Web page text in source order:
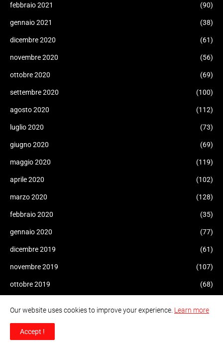
febbraio 2021 (90)
gennaio 2021 (38)
dicembre 2020 (61)
novembre 2020 (56)
ottobre 2020 (69)
settembre 2020 (100)
agosto 2020 (112)
luglio 2020 (73)
giugno 2020 (69)
maggio 2020 (119)
aprile 2020 (102)
marzo 2020 (128)
febbraio 2020 (35)
gennaio 2020 (77)
dicembre 2019 (61)
novembre 2019 (107)
ottobre 2019 (68)
luglio 2019
Our website uses cookies to improve your experience. Learn more
Accept !